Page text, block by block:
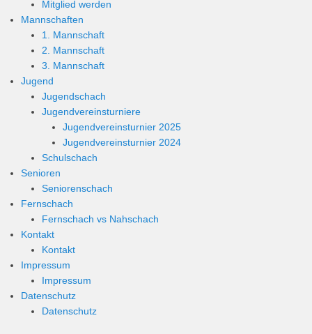
Mitglied werden
Mannschaften
1. Mannschaft
2. Mannschaft
3. Mannschaft
Jugend
Jugendschach
Jugendvereinsturniere
Jugendvereinsturnier 2025
Jugendvereinsturnier 2024
Schulschach
Senioren
Seniorenschach
Fernschach
Fernschach vs Nahschach
Kontakt
Kontakt
Impressum
Impressum
Datenschutz
Datenschutz